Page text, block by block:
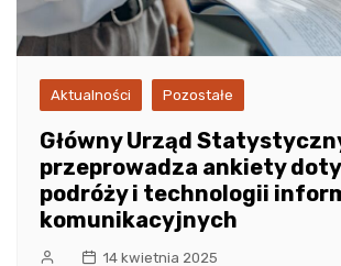
Aktualności Pozostałe
Główny Urząd
przeprowadza ankiety
podróży i technologii
komunikacyjnych
14 kwietnia 2025